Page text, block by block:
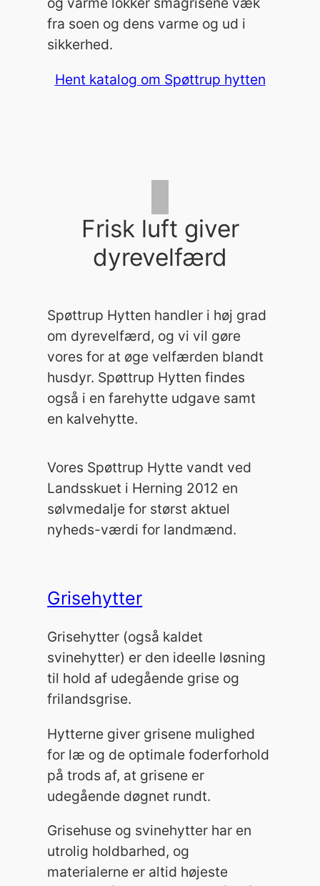
fra soen og dens varme og ud i
sikkerhed.
Hent katalog om Spøttrup hytten
Frisk luft giver
dyrevelfærd
Spøttrup Hytten handler i høj grad
om dyrevelfærd, og vi vil gøre
vores for at øge velfærden blandt
husdyr. Spøttrup Hytten findes
også i en farehytte udgave samt
en kalvehytte.
Vores Spøttrup Hytte vandt ved
Landsskuet i Herning 2012 en
sølvmedalje for størst aktuel
nyheds-værdi for landmænd.
Grisehytter
Grisehytter (også kaldet
svinehytter) er den ideelle løsning
til hold af udegående grise og
frilandsgrise.
Hytterne giver grisene mulighed
for læ og de optimale foderforhold
på trods af, at grisene er
udegående døgnet rundt.
Grisehuse og svinehytter har en
utrolig holdbarhed, og
materialerne er altid højeste